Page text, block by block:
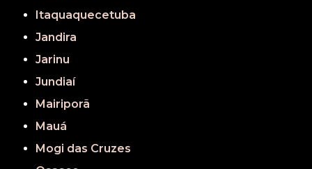
Itaquaquecetuba
Jandira
Jarinu
Jundiaí
Mairiporã
Mauá
Mogi das Cruzes